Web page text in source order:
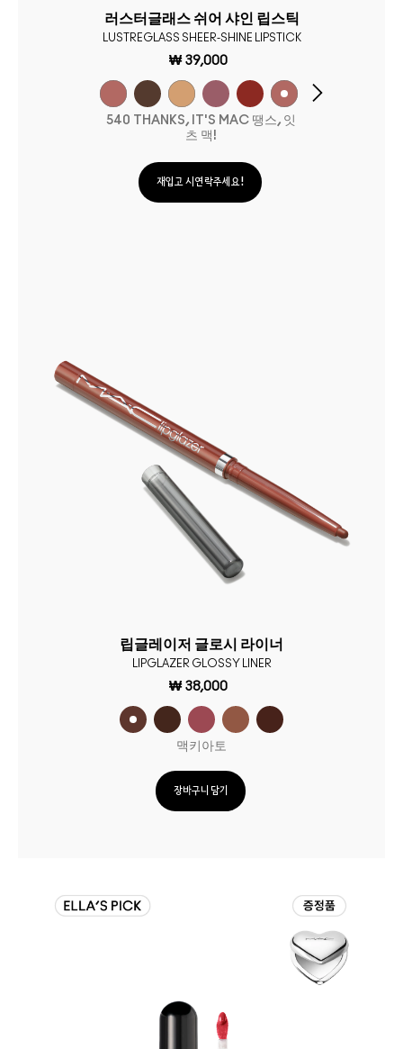
러스터글래스 쉬어 샤인 립스틱
LUSTREGLASS SHEER-SHINE LIPSTICK
₩ 39,000
540 THANKS, IT'S MAC 땡스, 잇
츠 맥!
재입고 시 연락주세요!
립글레이저 글로시 라이너
LIPGLAZER GLOSSY LINER
₩ 38,000
맥키아토
장바구니 담기